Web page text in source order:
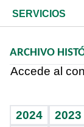
Resto del mundo
Economía
Podcast Arte
Vida y familia
Más deportes
BRV
El Espía
Más firmas
Cambio climático
Opinión
Hecho en casa
Guía del dinero
SERVICIOS
Cumpleaños
Horóscopos
ARCHIVO
Accede al
2024 2023